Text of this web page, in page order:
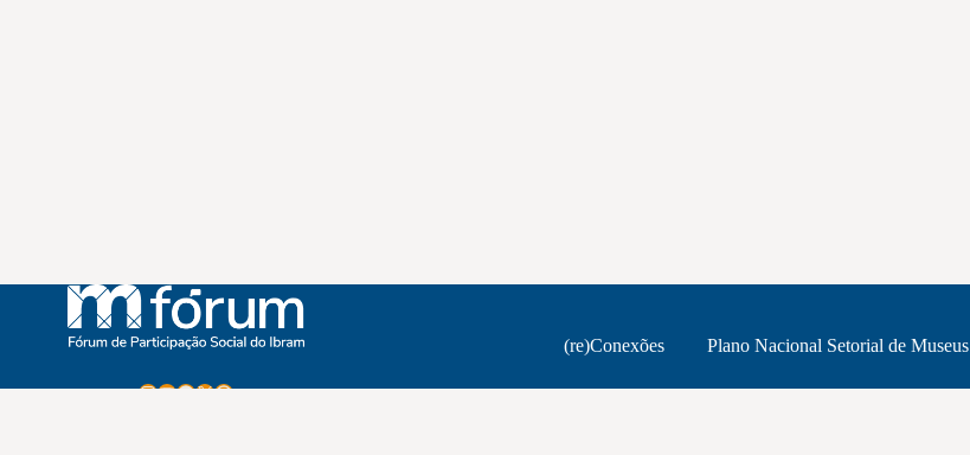
Instagram
Youtube
Facebook
X WhatsApp
(re)Conexões Plano Nacional Setorial de Museus